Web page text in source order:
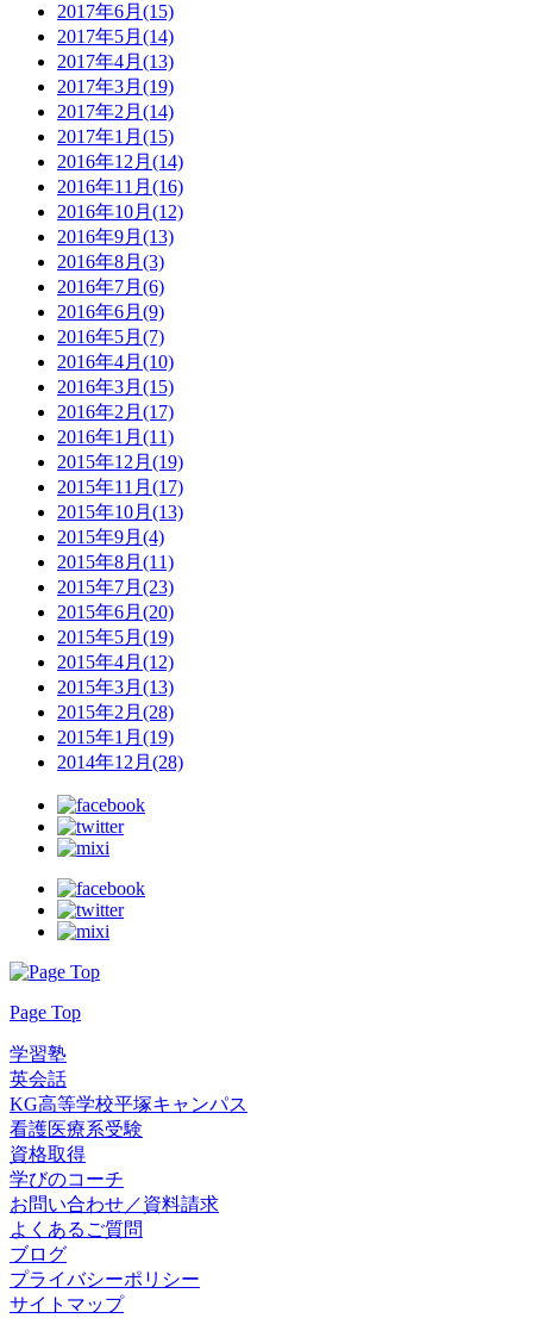
2017年6月(15)
2017年5月(14)
2017年4月(13)
2017年3月(19)
2017年2月(14)
2017年1月(15)
2016年12月(14)
2016年11月(16)
2016年10月(12)
2016年9月(13)
2016年8月(3)
2016年7月(6)
2016年6月(9)
2016年5月(7)
2016年4月(10)
2016年3月(15)
2016年2月(17)
2016年1月(11)
2015年12月(19)
2015年11月(17)
2015年10月(13)
2015年9月(4)
2015年8月(11)
2015年7月(23)
2015年6月(20)
2015年5月(19)
2015年4月(12)
2015年3月(13)
2015年2月(28)
2015年1月(19)
2014年12月(28)
Page Top
学習塾
英会話
KG高等学校平塚キャンパス
看護医療系受験
資格取得
学びのコーチ
お問い合わせ／資料請求
よくあるご質問
ブログ
プライバシーポリシー
サイトマップ